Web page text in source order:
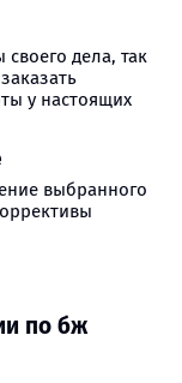
дела, так
у настоящих
выбранного
по бж